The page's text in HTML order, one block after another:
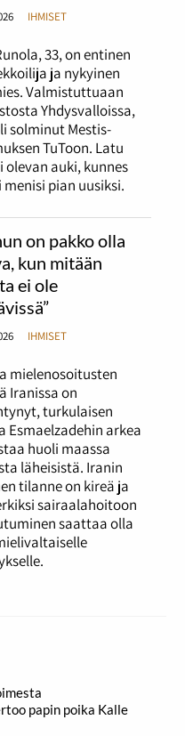
IHMISET
33, on entinen
ja nykyinen
Valmistuttuaan
Yhdysvalloissa,
solminut Mestis-
TuToon. Latu
auki, kunnes
menisi pian uusiksi.
on pakko olla
kun mitään
ei ole
IHMISET
mielenosoitusten
Iranissa on
turkulaisen
Esmaelzadehin arkea
huoli maassa
läheisistä. Iranin
tilanne on kireä ja
sairaalahoitoon
saattaa olla
papin poika Kalle